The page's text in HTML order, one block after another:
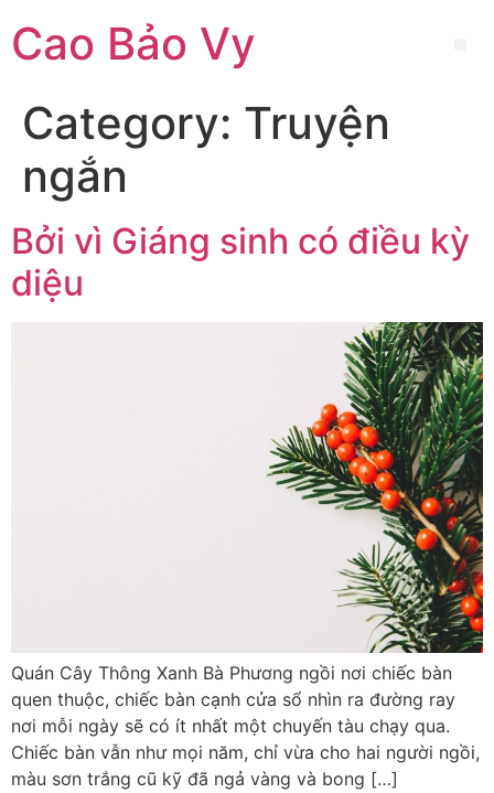
Cao Bảo Vy
Category: Truyện
ngắn
Bởi vì Giáng sinh có điều kỳ
diệu
Quán Cây Thông Xanh Bà Phương ngồi nơi chiếc bàn
quen thuộc, chiếc bàn cạnh cửa sổ nhìn ra đường ray
nơi mỗi ngày sẽ có ít nhất một chuyến tàu chạy qua.
Chiếc bàn vẫn như mọi năm, chỉ vừa cho hai người ngồi,
màu sơn trắng cũ kỹ đã ngả vàng và bong […]